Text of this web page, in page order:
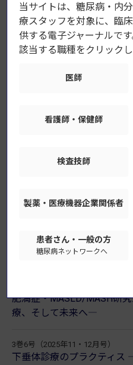
「高血圧管理・治療ガイド
見逃してはいけない内分泌
薬剤の副作用を含めて―
肥満症・MASLD/MASH研
療、そして未来へ―
3巻6号（2025年11・12月号）
下垂体診療のプラクティス
当サイトは、糖尿病・内
療スタッフを対象に、臨
供する電子ジャーナルです
該当する職種をクリック
医師
看護師・保健師
検査技師
製薬・医療機器企業関係者
患者さん・一般の方
糖尿病ネットワークへ